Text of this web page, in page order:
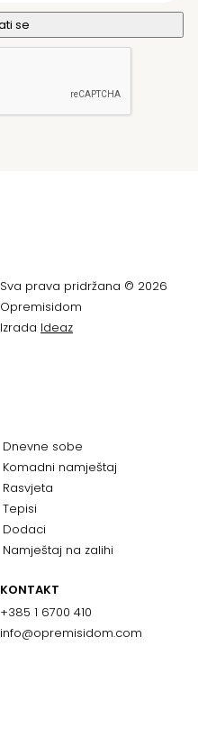
Sva prava pridržana © 2026
Opremisidom
Izrada Ideaz
Dnevne sobe
Komadni namještaj
Rasvjeta
Tepisi
Dodaci
Namještaj na zalihi
KONTAKT
+385 1 6700 410
info@opremisidom.com